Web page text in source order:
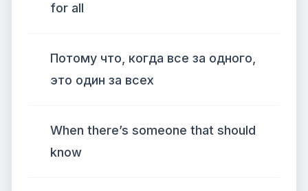
for all
Потому что, когда все за одного,
это один за всех
When there’s someone that should
know